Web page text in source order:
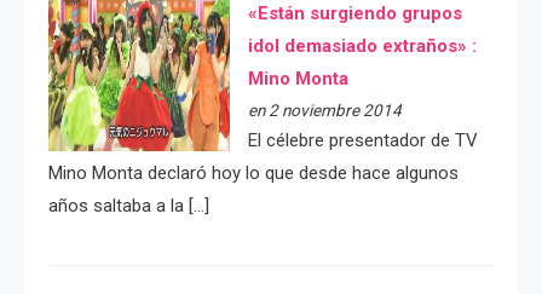
«Están surgiendo grupos
idol demasiado extraños» :
Mino Monta
en 2 noviembre 2014
El célebre presentador de TV
Mino Monta declaró hoy lo que desde hace algunos
años saltaba a la […]